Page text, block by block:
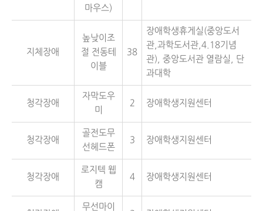
마우스)
지체장애
높낮이조
절 전동테
이블
38
장애학생휴게실(중앙도서
관,과학도서관,4.18기념
관), 중앙도서관 열람실, 단
과대학
청각장애
자막도우
미
2 장애학생지원센터
청각장애
골전도무
선헤드폰
3 장애학생지원센터
청각장애
로지텍 웹
캠
4 장애학생지원센터
무선마이